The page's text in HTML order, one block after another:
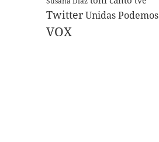
TwitterUnidas Podemos
VOX